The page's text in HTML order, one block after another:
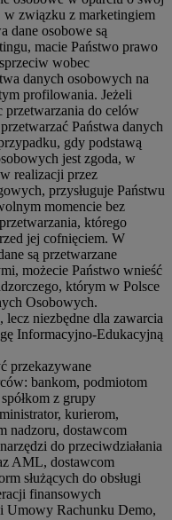
w związku z marketingiem
dane osobowe są
macie Państwo prawo
wobec
danych osobowych na
profilowania. Jeżeli
przetwarzania do celów
Państwa danych
gdy podstawą
jest zgoda, w
realizacji przez
przysługuje Państwu
momencie bez
którego
jej cofnięciem. W
są przetwarzane
możecie Państwo wnieść
którym w Polsce
Osobowych.
niezbędne dla zawarcia
Informacyjno-Edukacyjną
przekazywane
bankom, podmiotom
z grupy
kurierom,
nadzoru, dostawcom
do przeciwdziałania
AML, dostawcom
służących do obsługi
finansowych
Umowy Rachunku Demo,